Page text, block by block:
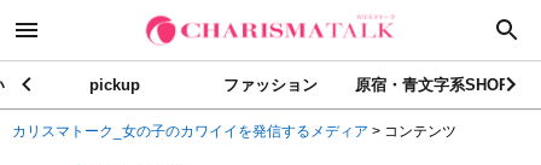
pickup ファッション 原宿・青文字系SHOP
カリスマトーク_女の子のカワイイを発信するメディア > コンテンツ